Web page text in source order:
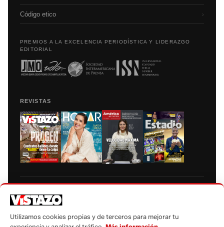
Código etico ›
PREMIOS A LA EXCELENCIA PERIODÍSTICA Y LIDERAZGO
EDITORIAL
REVISTAS
autorización escrita de su titular, de todos los contenidos de Vistazo.com.
Utilizamos cookies propias y de terceros para mejorar tu